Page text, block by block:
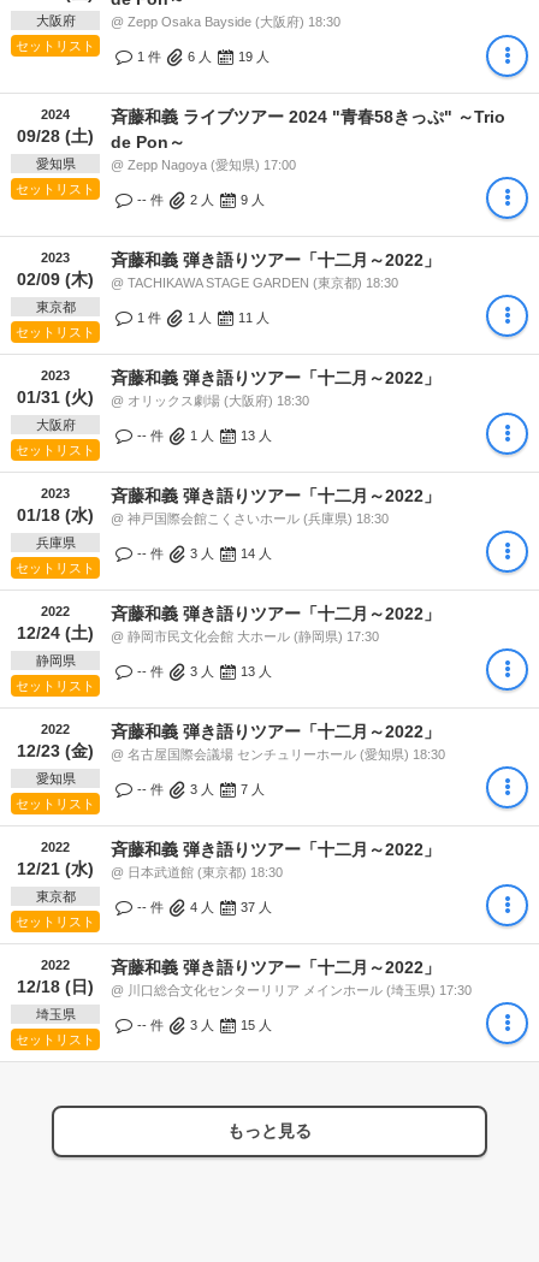
大阪府
セットリスト
@ Zepp Osaka Bayside (大阪府) 18:30
1 件 6 人 19 人
2024
09/28 (土)
愛知県
セットリスト
斉藤和義 ライブツアー 2024 "青春58きっぷ" ～Trio
de Pon～
@ Zepp Nagoya (愛知県) 17:00
-- 件 2 人 9 人
2023
02/09 (木)
東京都
セットリスト
斉藤和義 弾き語りツアー「十二月～2022」
@ TACHIKAWA STAGE GARDEN (東京都) 18:30
1 件 1 人 11 人
2023
01/31 (火)
大阪府
セットリスト
斉藤和義 弾き語りツアー「十二月～2022」
@ オリックス劇場 (大阪府) 18:30
-- 件 1 人 13 人
2023
01/18 (水)
兵庫県
セットリスト
斉藤和義 弾き語りツアー「十二月～2022」
@ 神戸国際会館こくさいホール (兵庫県) 18:30
-- 件 3 人 14 人
2022
12/24 (土)
静岡県
セットリスト
斉藤和義 弾き語りツアー「十二月～2022」
@ 静岡市民文化会館 大ホール (静岡県) 17:30
-- 件 3 人 13 人
2022
12/23 (金)
愛知県
セットリスト
斉藤和義 弾き語りツアー「十二月～2022」
@ 名古屋国際会議場 センチュリーホール (愛知県) 18:30
-- 件 3 人 7 人
2022
12/21 (水)
東京都
セットリスト
斉藤和義 弾き語りツアー「十二月～2022」
@ 日本武道館 (東京都) 18:30
-- 件 4 人 37 人
2022
12/18 (日)
埼玉県
セットリスト
斉藤和義 弾き語りツアー「十二月～2022」
@ 川口総合文化センターリリア メインホール (埼玉県) 17:30
-- 件 3 人 15 人
もっと見る